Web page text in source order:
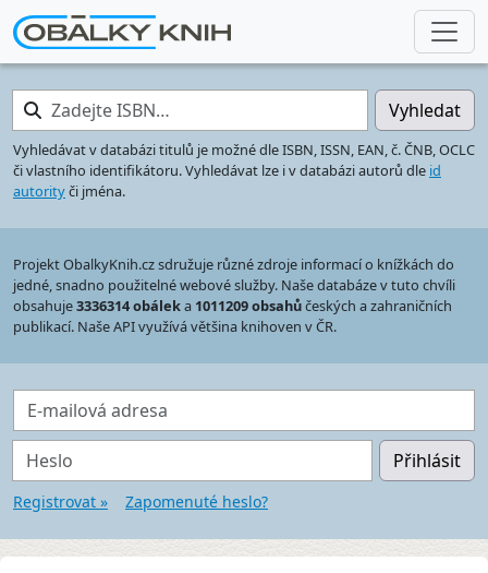
Zadejte ISBN… Vyhledat
Vyhledávat v databázi titulů je možné dle ISBN, ISSN, EAN, č. ČNB, OCLC
či vlastního identifikátoru. Vyhledávat lze i v databázi autorů dle id
autorityči jména.
Projekt ObalkyKnih.cz sdružuje různé zdroje informací o knížkách do
jedné, snadno použitelné webové služby. Naše databáze v tuto chvíli
obsahuje3336314 obáleka 1011209 obsahůčeských a zahraničních
publikací. Naše API využívá většina knihoven v ČR.
E-mailová adresa
Heslo Přihlásit
Registrovat » Zapomenuté heslo?